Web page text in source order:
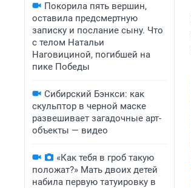
Покорила пять вершин,
оставила предсмертную
записку и послание сыну. Что
с телом Натальи
Наговициной, погибшей на
пике Победы
Сибирский Бэнкси: как
скульптор в черной маске
развешивает загадочные арт-
объекты — видео
«Как тебя в гроб такую
положат?» Мать двоих детей
набила первую татуировку в